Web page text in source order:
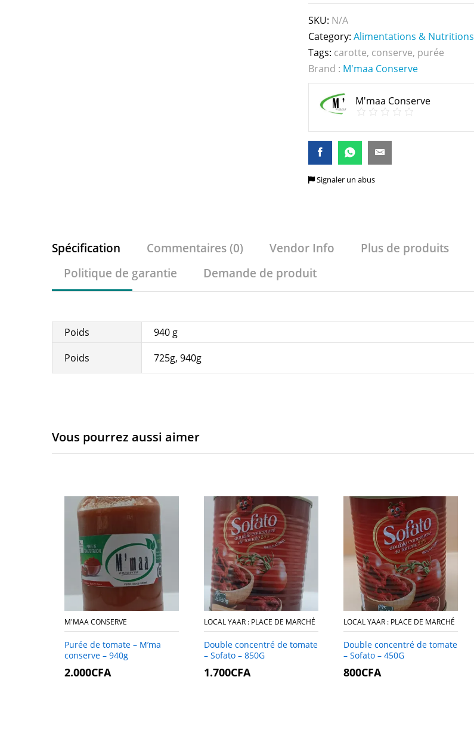
SKU: N/A
Category:Alimentations & Nutritions
Tags: carotte, conserve, purée
Brand : M'maa Conserve
M'maa Conserve
Signaler un abus
Spécification Commentaires (0) Vendor Info
Plus de produits
Politique de garantie
Demande de produit
Poids
940 g
Poids
725g, 940g
Vous pourrez aussi aimer
M'MAA CONSERVE
Purée de tomate – M’ma
conserve – 940g
2.000CFA
–
2.000CFA
LOCAL YAAR : PLACE DE MARCHÉ
Double concentré de tomate
– Sofato – 850G
1.700CFA
–
1.700CFA
LOCAL YAAR : PLACE DE MARCHÉ
Double concentré de tomate
– Sofato – 450G
800CFA
–
800CFA